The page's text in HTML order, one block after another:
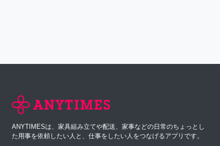
ANYTIMESは、家具組み立てや配送、家事などの日常のちょっとし
た用事を依頼したい人と、仕事をしたい人をつなげるアプリです。